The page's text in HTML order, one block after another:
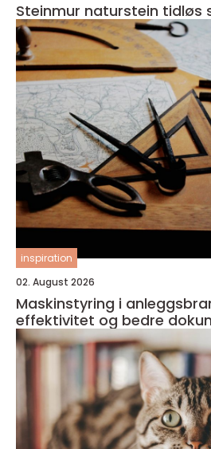
Steinmur
inspiration
02. August 2026
Maskinstyring i
effektivitet og bedre